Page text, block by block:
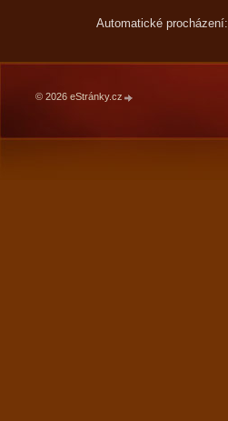
Automatické procházení:
© 2026 eStránky.cz